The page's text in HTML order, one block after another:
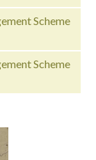
Scheme
Scheme